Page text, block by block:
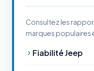
Consultez les
marques populaires
Fiabilité Jeep